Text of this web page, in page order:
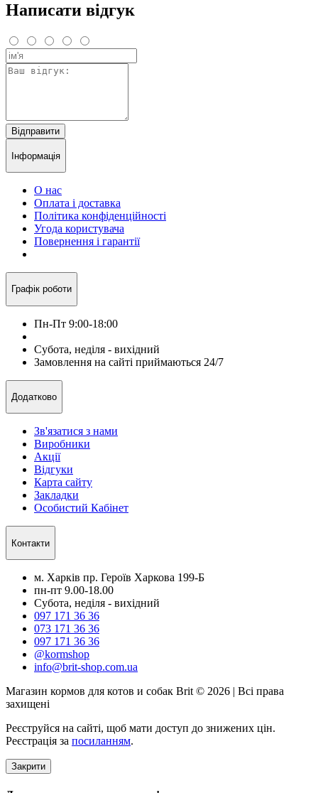
Написати відгук
Відправити
Інформація
О нас
Оплата і доставка
Політика конфіденційності
Угода користувача
Повернення і гарантії
Графік роботи
Пн-Пт 9:00-18:00
Субота, неділя - вихідний
Замовлення на сайті приймаються 24/7
Додатково
Зв'язатися з нами
Виробники
Акції
Відгуки
Карта сайту
Закладки
Особистий Кабінет
Контакти
м. Харків пр. Героїв Харкова 199-Б
пн-пт 9.00-18.00
Субота, неділя - вихідний
097 171 36 36
073 171 36 36
097 171 36 36
@kormshop
info@brit-shop.com.ua
Магазин кормов для котов и собак Brit © 2026 | Всі права
захищені
Реєструйся на сайті, щоб мати доступ до знижених цін.
Реєстрація за посиланням.
Закрити